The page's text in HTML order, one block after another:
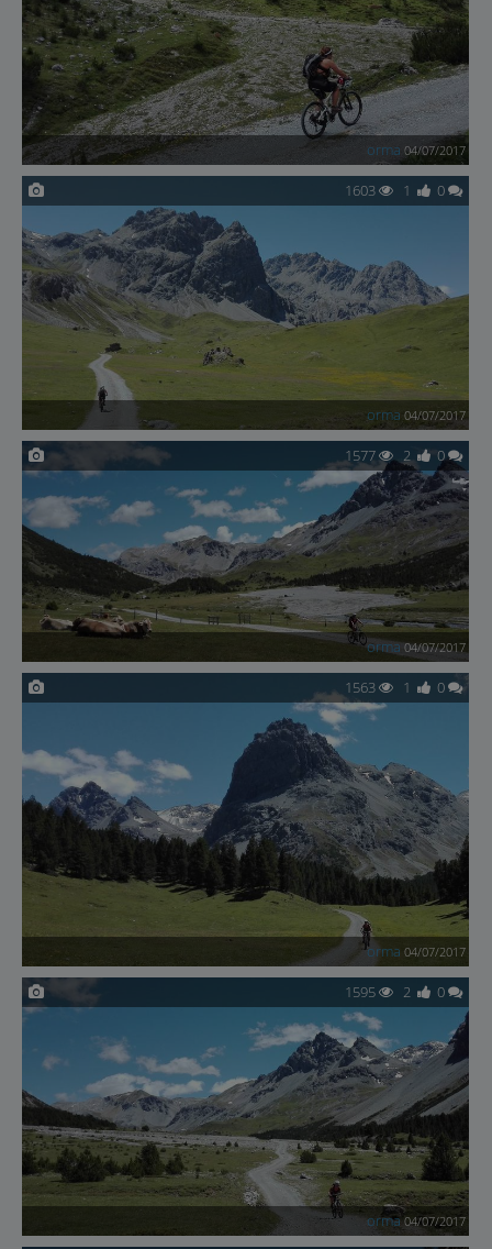
orma 04/07/2017
1603 1 0
orma 04/07/2017
1577 2 0
orma 04/07/2017
1563 1 0
orma 04/07/2017
1595 2 0
orma 04/07/2017